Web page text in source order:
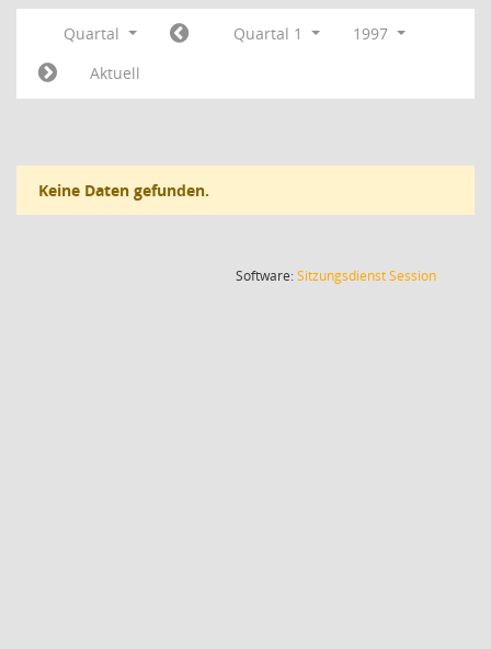
Quartal Quartal 1
1997
Aktuell
Keine Daten gefunden.
Software:SitzungsdienstSession(Wird in